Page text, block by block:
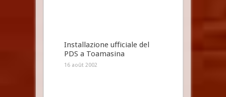
Installazione ufficiale del
PDS a Toamasina
16 août 2002